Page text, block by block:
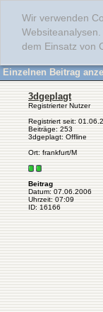
Wir verwenden
dem Einsatz von
Einzelnen Beitrag
3dgeplagt
Registrierter Nutzer
Registriert seit:
Beiträge: 253
3dgeplagt: Offline
Ort: frankfurt/M
Beitrag
Datum: 07.06.2006
Uhrzeit: 07:09
ID: 16166